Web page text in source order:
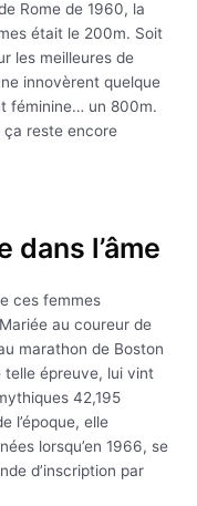
Rome de 1960, la
était le 200m. Soit
les meilleures de
innovèrent quelque
féminine… un 800m.
ça reste encore
dans l’âme
ces femmes
au coureur de
marathon de Boston
épreuve, lui vint
42,195
l’époque, elle
lorsqu’en 1966, se
d’inscription par